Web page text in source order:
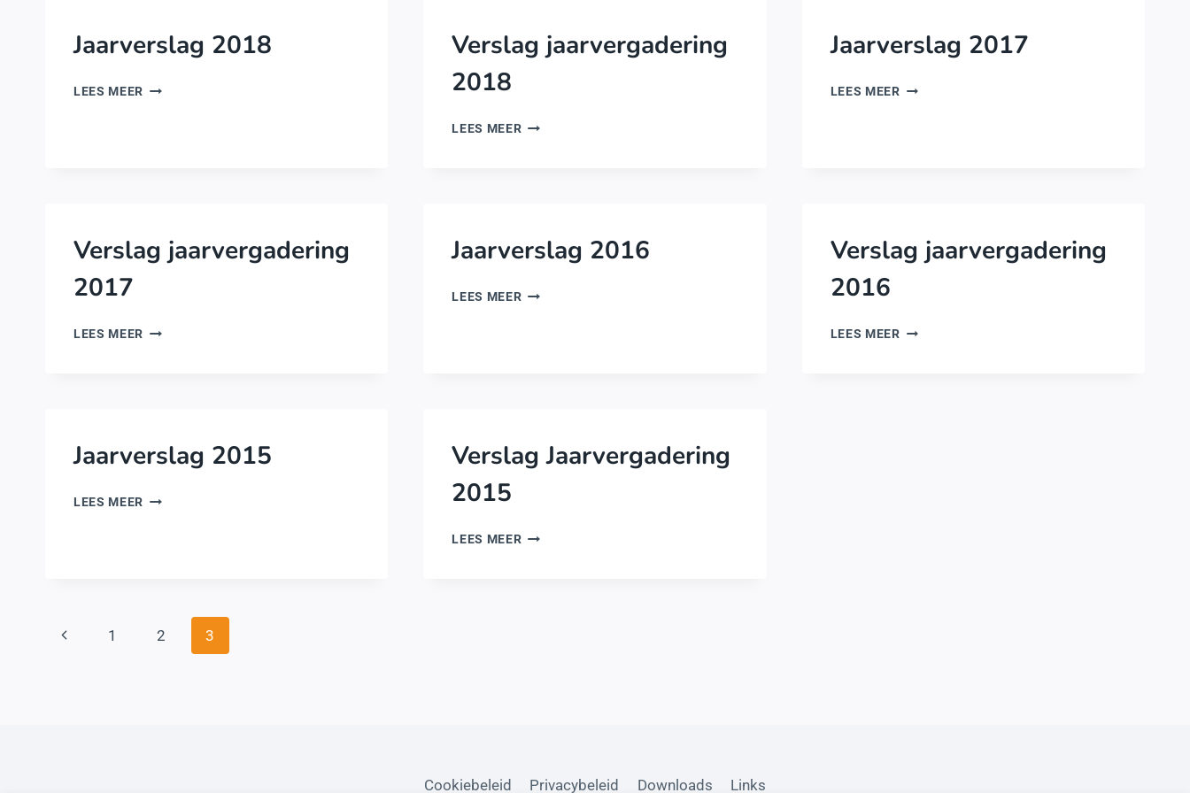
Jaarverslag 2018
LEES MEER JAARVERSLAG
Verslag jaarvergadering
2018
LEES MEERVERSLAG
Jaarverslag 2017
LEES MEERJAARVERSLAG
Verslag jaarvergadering
2017
LEES MEER VERSLAG
Jaarverslag 2016
LEES MEERJAARVERSLAG
Verslag jaarvergadering
2016
LEES MEERVERSLAG
Jaarverslag 2015
LEES MEER JAARVERSLAG
Verslag Jaarvergadering
2015
LEES MEERVERSLAG
Paginanavigatie
Vorige
1 2 3
Cookiebeleid Privacybeleid Downloads Links